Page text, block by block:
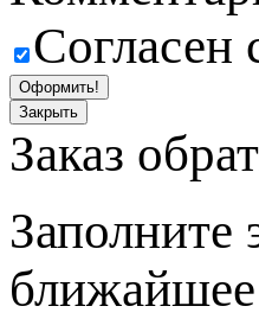
Согласен
Оформить!
Закрыть
Заказ